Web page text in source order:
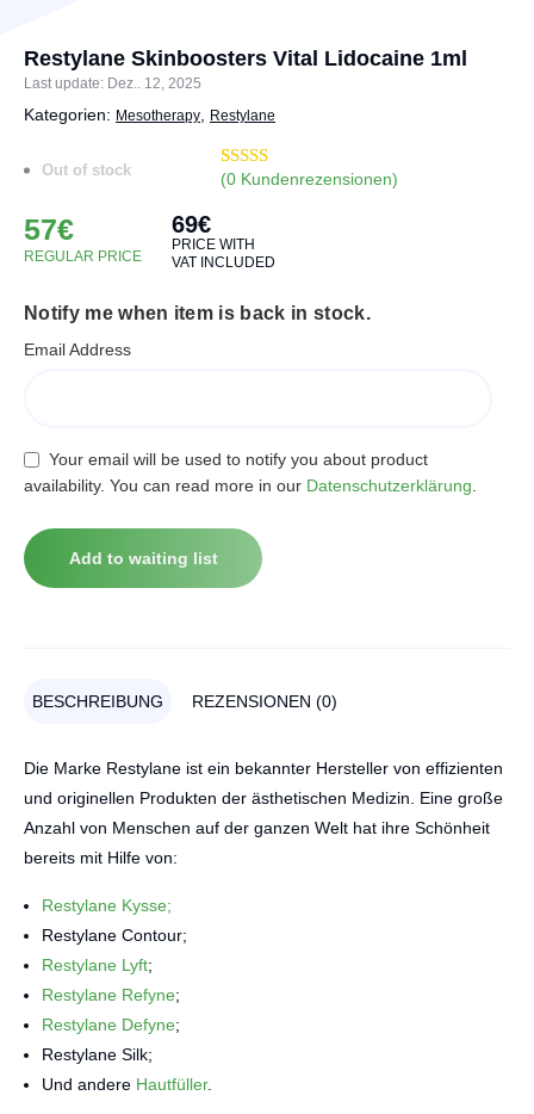
Restylane Skinboosters Vital Lidocaine 1ml
Last update: Dez.. 12, 2025
Kategorien: Mesotherapy Restylane
Out of stock
Bewertet mit
auf
5
Kundenbewertungen
(0 Kundenrezensionen)
57€
REGULAR PRICE
69€
PRICE WITH
VAT INCLUDED
Notify me when item is back in stock.
Email Address
Your email will be used to notify you about product
availability. You can read more in our Datenschutzerklärung
BESCHREIBUNG REZENSIONEN (0)
Die Marke Restylane ist ein bekannter Hersteller von effizienten
und originellen Produkten der ästhetischen Medizin. Eine große
Anzahl von Menschen auf der ganzen Welt hat ihre Schönheit
bereits mit Hilfe von:
Restylane Kysse;
Restylane Contour;
Restylane Lyft;
Restylane Refyne;
Restylane Defyne;
Restylane Silk;
Und andere Hautfüller.